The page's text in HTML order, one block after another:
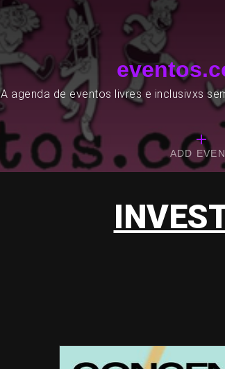
A agenda de eventos livres e inclusivxs
ADD